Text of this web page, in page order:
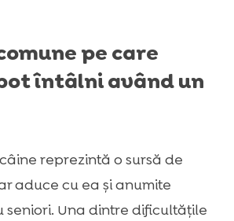
pe care
întâlni având un
reprezintă o sursă de
aduce cu ea și anumite
Una dintre dificultățile